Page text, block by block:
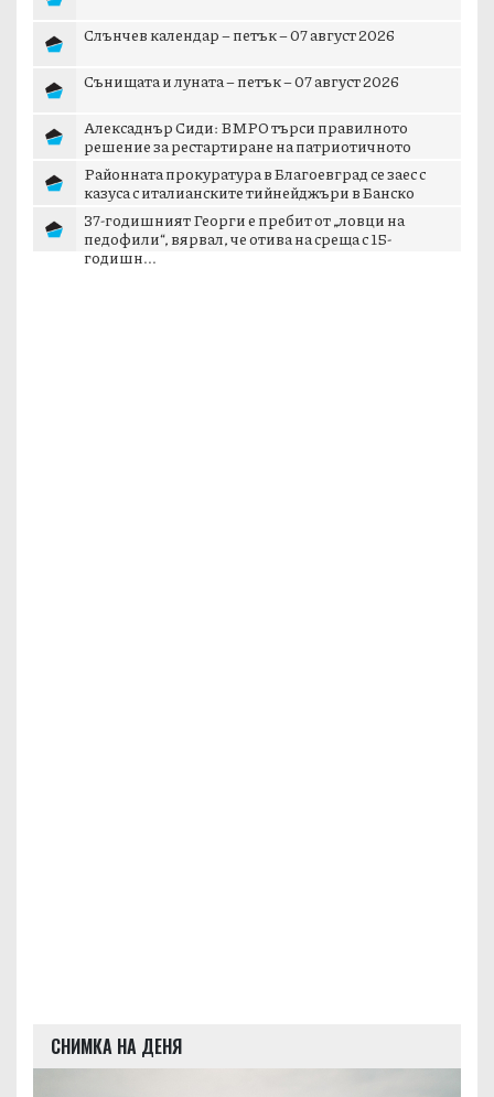
Слънчев календар – петък – 07 август 2026
Сънищата и луната – петък – 07 август 2026
Алексаднър Сиди: ВМРО търси правилното
решение за рестартиране на патриотичното
пространст...
Районната прокуратура в Благоевград се заес с
казуса с италианските тийнейджъри в Банско
37-годишният Георги е пребит от „ловци на
педофили“, вярвал, че отива на среща с 15-
годишн...
СНИМКА НА ДЕНЯ